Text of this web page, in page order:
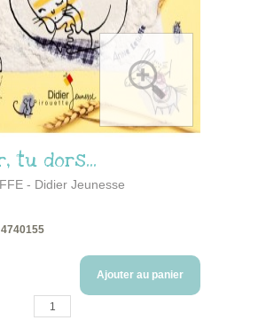
tu dors...
- Didier Jeunesse
4740155
Ajouter au panier